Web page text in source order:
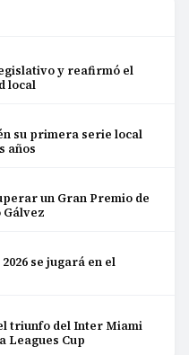
y reafirmó el
local
su primera serie local
años
un Gran Premio de
Gálvez
se jugará en el
triunfo del Inter Miami
Leagues Cup